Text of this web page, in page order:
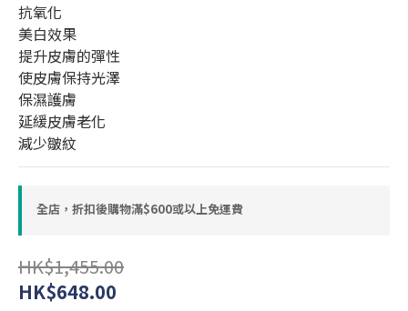
抗氧化
美白效果
提升皮膚的彈性
使皮膚保持光澤
保濕護膚
延緩皮膚老化
減少皺紋
全店，折扣後購物滿$600或以上免運費
HK$1,455.00
HK$648.00